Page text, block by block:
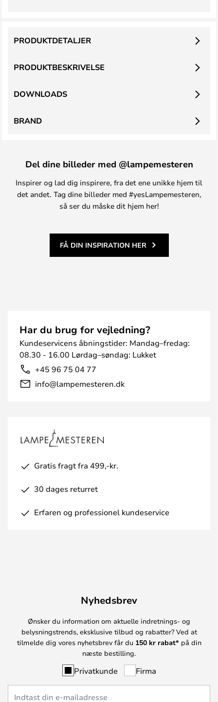
PRODUKTBESKRIVELSE
PRODUKTDETALJER
DOWNLOADS
BRAND
Del dine billeder med @lampemesteren
Inspirer og lad dig inspirere, fra det ene unikke hjem til
det andet. Tag dine billeder med #yesLampemesteren,
så ser du måske dit hjem her!
FÅ DIN INSPIRATION HER
Har du brug for vejledning?
Kundeservicens åbningstider: Mandag–fredag:
08.30 - 16.00 Lørdag–søndag: Lukket
+45 96 75 04 77
info@lampemesteren.dk
Gratis fragt fra 499,-kr.
30 dages returret
Erfaren og professionel kundeservice
Nyhedsbrev
Ønsker du information om aktuelle indretnings- og
belysningstrends, eksklusive tilbud og rabatter? Ved at
tilmelde dig vores nyhetsbrev får du 150 kr rabat* på din
næste bestilling.
Privatkunde Firma